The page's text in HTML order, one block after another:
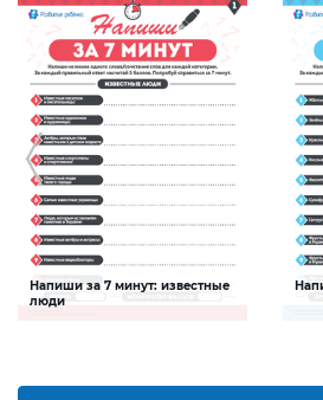
Напиши за 7 минут: известные
люди